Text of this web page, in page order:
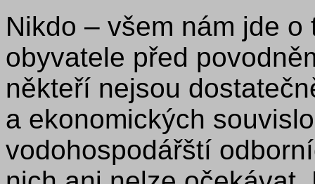
Nikdo – všem nám jde
obyvatele před
někteří nejsou
a ekonomických
vodohospodářští